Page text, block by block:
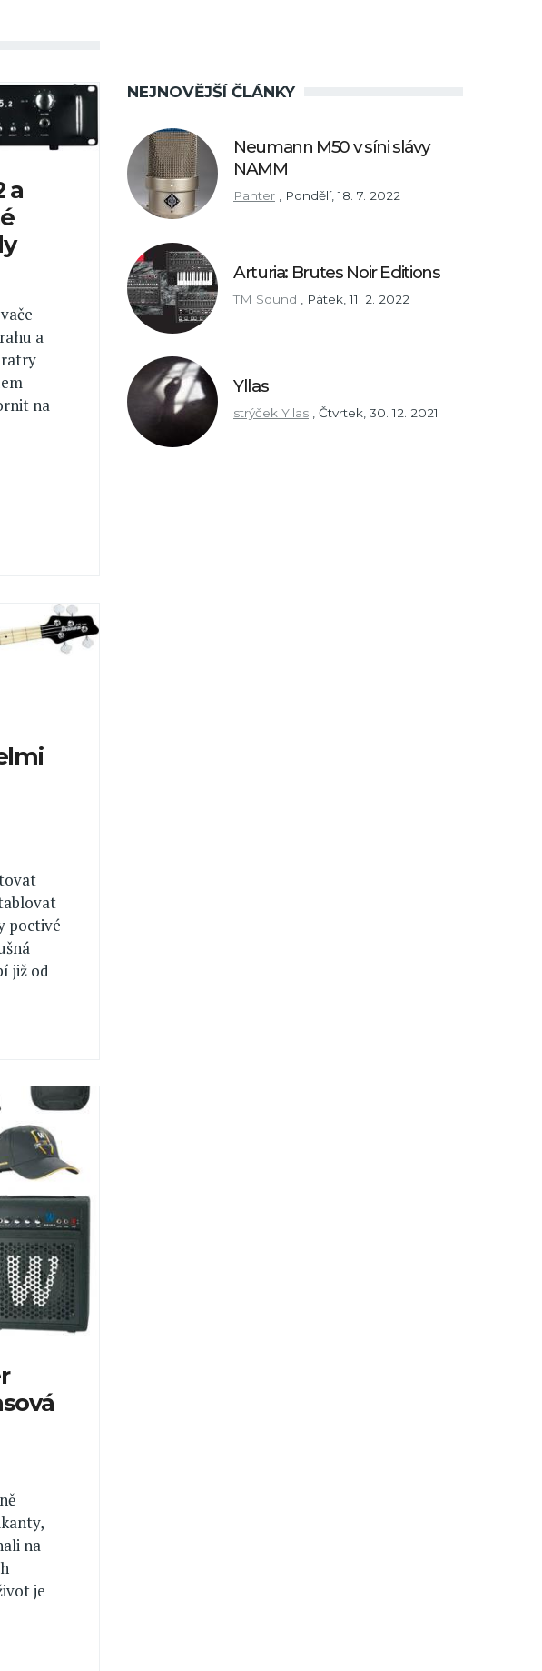
a
a
na
poctivé
již od
na
je
NEJNOVĚJŠÍ ČLÁNKY
Neumann M50 v síni slávy
NAMM
Panter , Pondělí, 18. 7. 2022
Arturia: Brutes Noir Editions
TM Sound Pátek, 11. 2. 2022
Yllas
strýček Yllas , Čtvrtek, 30. 12. 2021